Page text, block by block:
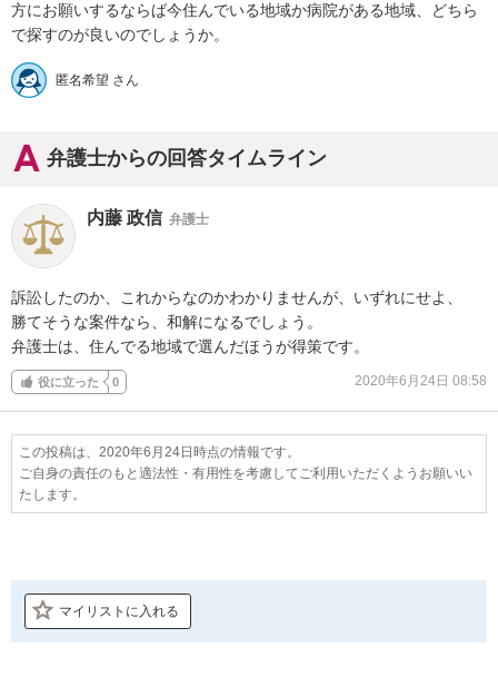
方にお願いするならば今住んでいる地域か病院がある地域、どちら
で探すのが良いのでしょうか。
匿名希望 さん
弁護士からの回答タイムライン
内藤 政信 弁護士
訴訟したのか、これからなのかわかりませんが、いずれにせよ、
勝てそうな案件なら、和解になるでしょう。
弁護士は、住んでる地域で選んだほうが得策です。
役に立った 0 2020年6月24日 08:58
この投稿は、2020年6月24日時点の情報です。
ご自身の責任のもと適法性・有用性を考慮してご利用いただくようお願いい
たします。
マイリストに入れる